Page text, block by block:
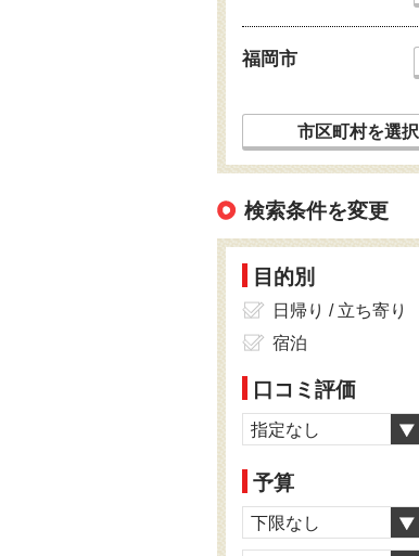
福岡市
市区町村を選択
検索条件を変更
目的別
日帰り / 立ち寄り
宿泊
口コミ評価
指定なし
予算
下限なし